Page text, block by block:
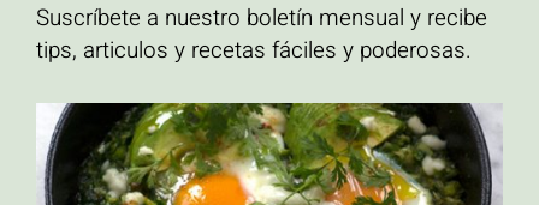
ETIQUETAS
ahuyama Alto en proteína calabaza asada carrot cake crema hidratante para el
cuerpo hecha en casa Cripetas con caramelo crispetas desayuno Desayunos
altos en proteína Ensaladas libre de gluten natural orgánico Palomitas de maiz
Suscríbete a nuestro boletín mensual y recibe
tips, articulos y recetas fáciles y poderosas.